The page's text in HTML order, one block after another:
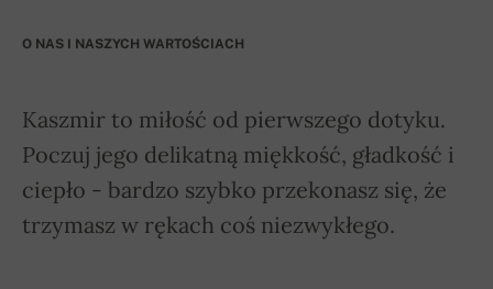
O NAS I NASZYCH WARTOŚCIACH
Kaszmir to miłość od pierwszego dotyku.
Poczuj jego delikatną miękkość, gładkość i
ciepło - bardzo szybko przekonasz się, że
trzymasz w rękach coś niezwykłego.